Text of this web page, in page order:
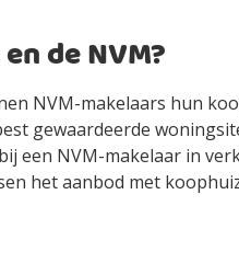
de NVM?
NVM-makelaars hun
gewaardeerde
een NVM-makelaar in
het aanbod met